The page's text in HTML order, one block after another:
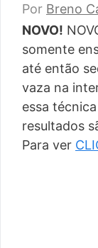
Por Breno
NOVO!
somente
até então
vaza na
essa
resultados
Para ver